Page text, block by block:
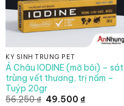
KÝ SINH TRÙNG PET
Á Châu IODINE (mỡ bôi) – sát
trùng vết thương, trị nấm –
Tuýp 20gr
56.250₫ Giá
49.500₫Giá